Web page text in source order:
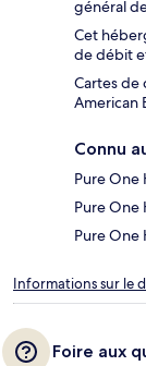
général
Cet
de débit
Cartes de
American
Connu
Pure One
Pure One
Pure One
Informations sur le
Foire aux